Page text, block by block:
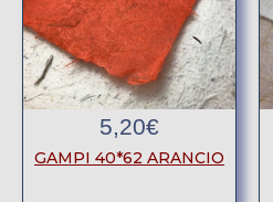
5,20€
GAMPI 40*62 ARANCIO